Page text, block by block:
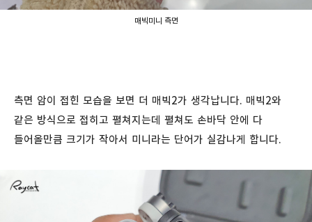
매빅미니 측면
측면 암이 접힌 모습을 보면 더 매빅2가 생각납니다. 매빅2와
같은 방식으로 접히고 펼쳐지는데 펼쳐도 손바닥 안에 다
들어올만큼 크기가 작아서 미니라는 단어가 실감나게 합니다.